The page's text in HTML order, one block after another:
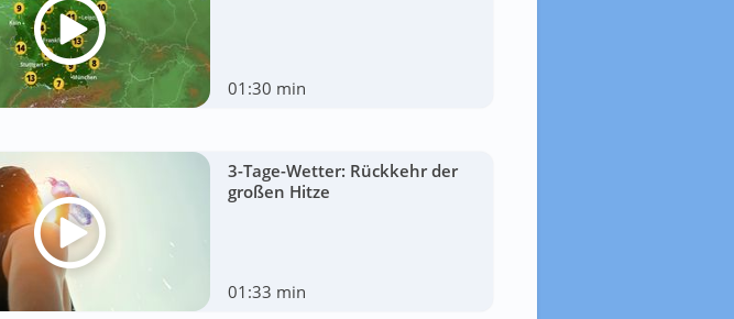
01:30 min
3-Tage-Wetter: Rückkehr der
großen Hitze
01:33 min